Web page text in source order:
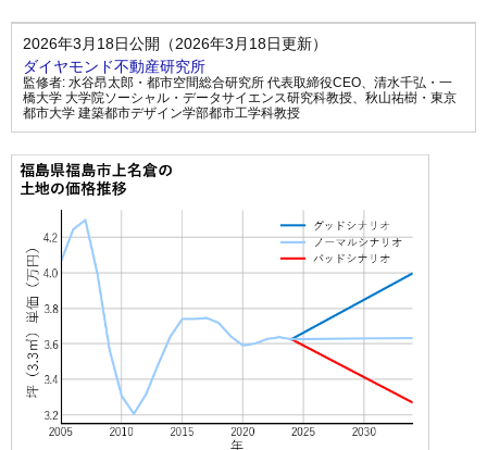
2026年3月18日公開（2026年3月18日更新）
ダイヤモンド不動産研究所
監修者: 水谷昂太郎・都市空間総合研究所 代表取締役CEO、 清水千弘・一
橋大学 大学院ソーシャル・データサイエンス研究科教授、 秋山祐樹・東京
都市大学 建築都市デザイン学部都市工学科教授